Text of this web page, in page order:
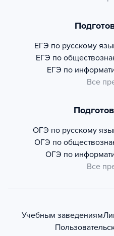
ЕГЭ по русскому
ЕГЭ по
ЕГЭ по
Все
ОГЭ по русскому
ОГЭ по
ОГЭ по
Все
Учебным заведениям